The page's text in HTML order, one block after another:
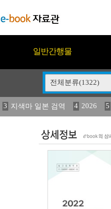
일반간행물
전체분류(1322)
3 지색마 일본 검역 4 2026 5